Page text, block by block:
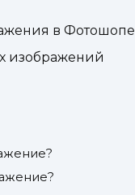
в Фотошопе
изображений